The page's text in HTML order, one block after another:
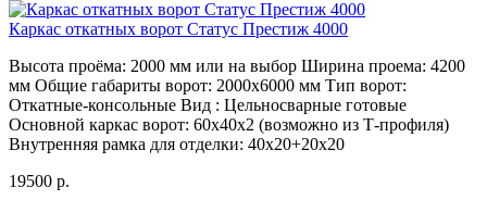
Каркас откатных ворот Статус Престиж 4000
Высота проёма: 2000 мм или на выбор Ширина проема: 4200
мм Общие габариты ворот: 2000х6000 мм Тип ворот:
Откатные-консольные Вид : Цельносварные готовые
Основной каркас ворот: 60х40х2 (возможно из Т-профиля)
Внутренняя рамка для отделки: 40х20+20х20
19500 р.